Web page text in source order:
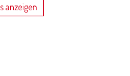
anzeigen